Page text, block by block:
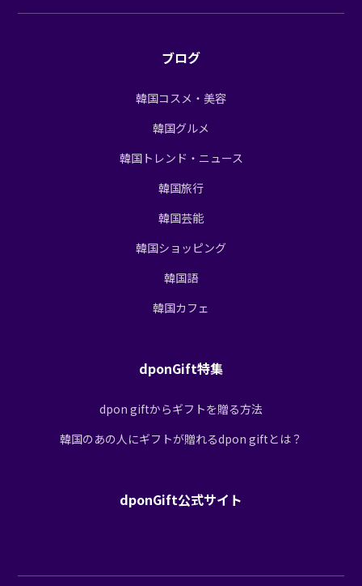
ブログ
韓国コスメ・美容
韓国グルメ
韓国トレンド・ニュース
韓国旅行
韓国芸能
韓国ショッピング
韓国語
韓国カフェ
dponGift特集
dpon giftからギフトを贈る方法
韓国のあの人にギフトが贈れるdpon giftとは？
dponGift公式サイト